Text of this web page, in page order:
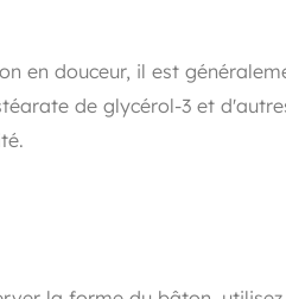
en douceur, il est
de glycérol-3 et